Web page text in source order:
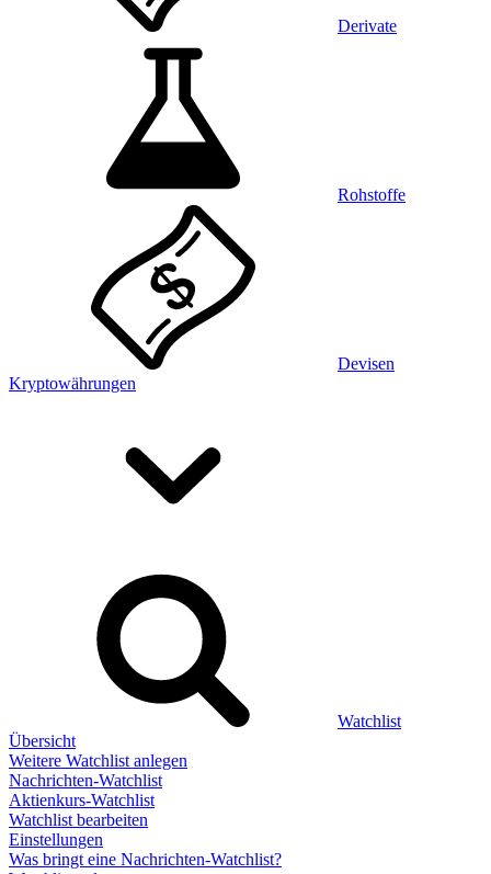
Derivate
Rohstoffe
Devisen
Kryptowährungen
Watchlist
Übersicht
Weitere Watchlist anlegen
Nachrichten-Watchlist
Aktienkurs-Watchlist
Watchlist bearbeiten
Einstellungen
Was bringt eine Nachrichten-Watchlist?